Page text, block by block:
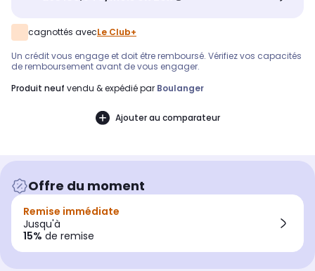
cagnottés avecLe Club+
Un crédit vous engage et doit être remboursé. Vérifiez vos capacités
de remboursement avant de vous engager.
produit neuf vendu & expédié par Boulanger
Ajouter au comparateur
Offre du moment
Remise immédiate
Jusqu'à
15% de remise